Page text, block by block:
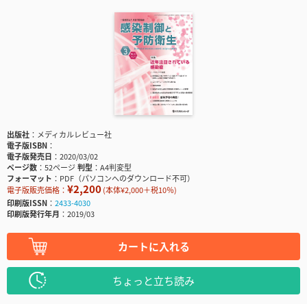
出版社
メディカルレビュー社
電子版ISBN
電子版発売日
2020/03/02
ページ数
52ページ判型
A4判変型
フォーマット
PDF（パソコンへのダウンロード不可）
電子版販売価格： ¥2,200(本体¥2,000＋税10％)
印刷版ISSN
2433-4030
印刷版発行年月
2019/03
カートに入れる
ちょっと立ち読み